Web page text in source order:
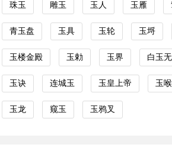
珠玉 雕玉 玉人 玉雁
青玉盘 玉具 玉轮 玉埒
玉楼金殿 玉勅 玉界 白玉
玉诀 连城玉 玉皇上帝 玉喉
玉龙 窥玉 玉鸦叉